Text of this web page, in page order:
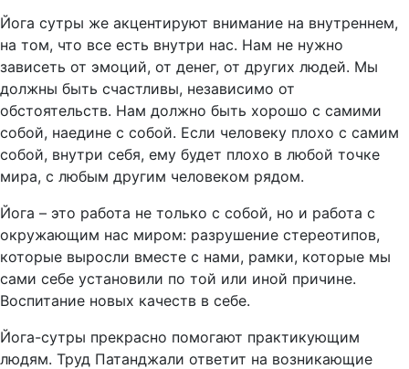
Йога сутры же акцентируют внимание на внутреннем,
на том, что все есть внутри нас. Нам не нужно
зависеть от эмоций, от денег, от других людей. Мы
должны быть счастливы, независимо от
обстоятельств. Нам должно быть хорошо с самими
собой, наедине с собой. Если человеку плохо с самим
собой, внутри себя, ему будет плохо в любой точке
мира, с любым другим человеком рядом.
Йога – это работа не только с собой, но и работа с
окружающим нас миром: разрушение стереотипов,
которые выросли вместе с нами, рамки, которые мы
сами себе установили по той или иной причине.
Воспитание новых качеств в себе.
Йога-сутры прекрасно помогают практикующим
людям. Труд Патанджали ответит на возникающие